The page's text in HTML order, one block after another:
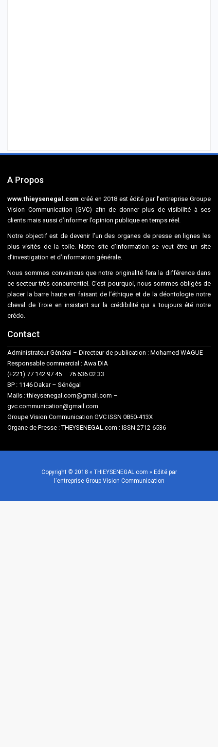
A Propos
www.thieysenegal.com créé en 2018 est édité par l’entreprise Groupe
Vision Communication (GVC) afin de donner plus de visibilité à ses
clients mais aussi d’informer l’opinion publique en temps réel.
Notre objectif est de devenir l’un des organes de presse en lignes les
plus visités de la toile. Notre site d’information se veut être un site
d’investigation et d’information générale.
Nous sommes convaincus que notre originalité fera la différence dans
ce secteur très concurrentiel. C’est pourquoi, nous sommes obligés de
placer la barre haute en faisant de l’éthique et de la déontologie notre
cheval de Troie en insistant sur la crédibilité qui a toujours été notre
crédo.
Contact
Administrateur Général – Directeur de publication : Mohamed WAGUE
Responsable commercial : Awa DIA
(+221) 77 142 97 45 – 76 636 02 33
BP : 1146 Dakar – Sénégal
Mails : thieysenegal.com@gmail.com –
gvc.communication@gmail.com.
Groupe Vision Communication GVC ISSN 0850-413X
Organe de Presse : THEYSENEGAL.com : ISSN 2712-6536
Copyright © 2018 « THIEYSENEGAL.com » Edité par
l'entreprise Group Vision Communication